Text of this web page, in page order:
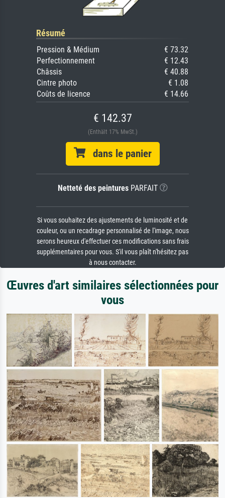
Résumé
Pression & Médium
€ 73.32
Perfectionnement
€ 12.43
Châssis
€ 40.88
Cintre photo
€ 1.08
Coûts de licence
€ 14.66
€ 142.37
(Enthält 17% MwSt.)
dans le panier
Netteté des peinturesPARFAIT
Si vous souhaitez des ajustements de luminosité et de
couleur, ou un recadrage personnalisé de l'image, nous
serons heureux d'effectuer ces modifications sans frais
supplémentaires pour vous. S'il vous plaît n'hésitez pas
à nous contacter.
Œuvres d'art similaires sélectionnées pour
vous